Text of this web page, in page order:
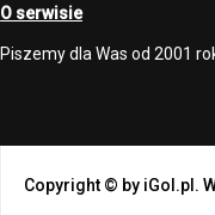
O serwisie
Piszemy dla Was od 2001
Copyright © by iGol.pl.